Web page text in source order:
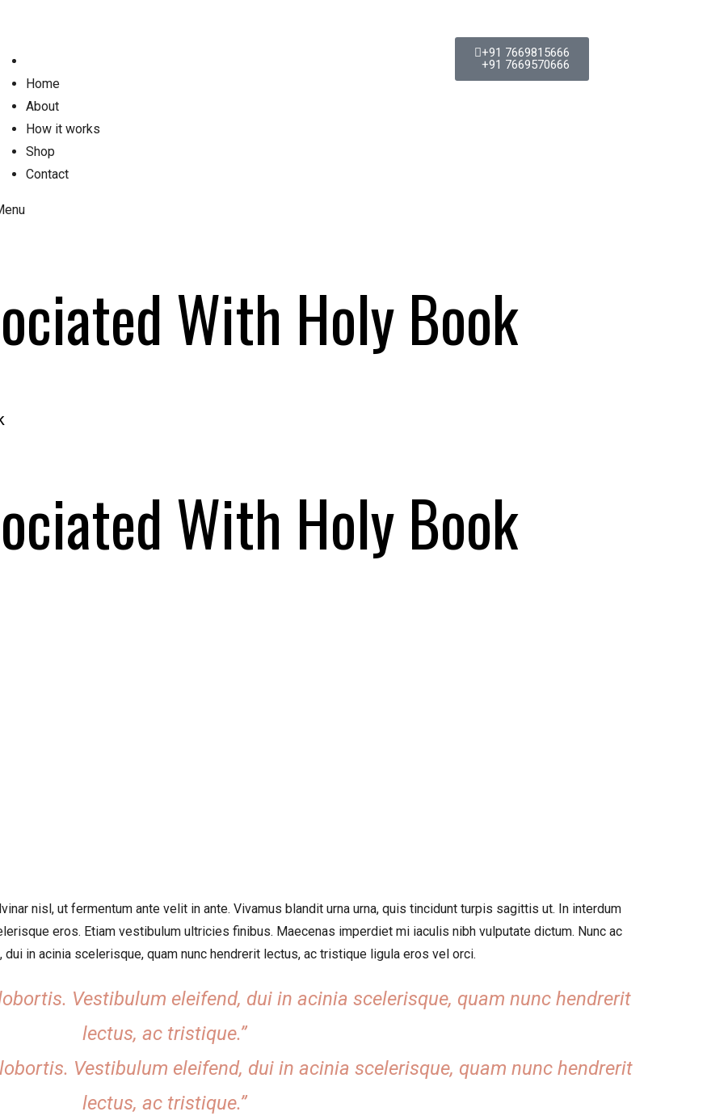
Home
About
How it works
Shop
Contact
+91 7669815666
+91 7669570666
With Holy Book
With Holy Book
nisl, ut fermentum ante velit in ante. Vivamus blandit urna urna, quis tincidunt turpis sagittis ut. In interdum
eros. Etiam vestibulum ultricies finibus. Maecenas imperdiet mi iaculis nibh vulputate dictum. Nunc ac
in acinia scelerisque, quam nunc hendrerit lectus, ac tristique ligula eros vel orci.
Vestibulum eleifend, dui in acinia scelerisque, quam nunc hendrerit
lectus, ac tristique.”
Vestibulum eleifend, dui in acinia scelerisque, quam nunc hendrerit
lectus, ac tristique.”